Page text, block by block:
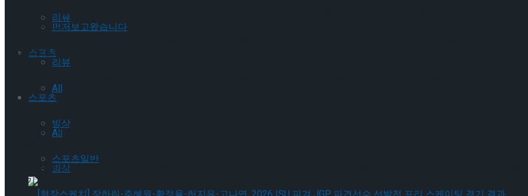
리뷰
스포츠
All
빙상
스포츠일반
먼저보고왔습니다
리뷰
스포츠
All
빙상
DIMF는 ‘뮤지컬은 비싸다’는 인식에서 벗어나 누구나 부담없이 뮤지컬을 관람할 수 있도록 시중 뮤지컬 티켓 가격의 절반 수
을 판매 중이다.
문에 만원의행복 시작일에는 아침 일찍부터 100m가량의 대기줄이 길게 늘어서는 진풍경이 펼쳐 지기도 한다.
동안 작품당 선착순으로 1인 2매 구입 가능하다. 작품 규모에 따라 티켓 판매 수량은 상이하다. 오직 현장에서만 현금으로 구매
제17회 DIMF 만원의행복 시작일인 5월 13일(토)에는 거리공연 ‘딤프린지’도 함께 만나 볼 수 있다. DIMF 뮤지컬스타에서 배출
긴 대기 시간을 보내는 시민에게 또다른 재미를 선사할 예정이다. ‘딤프린지’는 만원의행복 팝업 부스 인근 동성로 중앙무대에서